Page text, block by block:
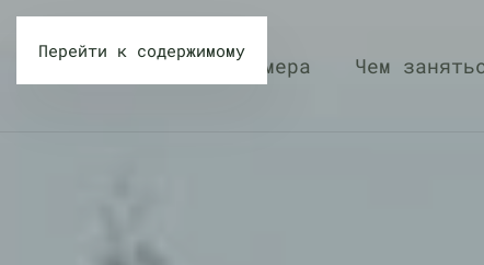
Перейти к содержимому
Номера Чем